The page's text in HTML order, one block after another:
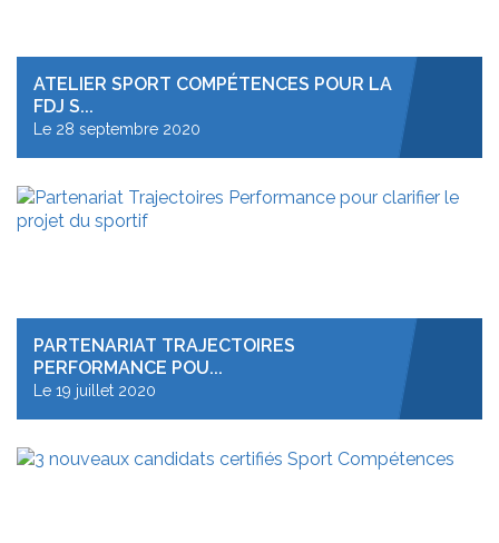
Le Programme
ATELIER SPORT COMPÉTENCES POUR LA
FDJ S...
Le 28 septembre 2020
PARTENARIAT TRAJECTOIRES
PERFORMANCE POU...
Le 19 juillet 2020